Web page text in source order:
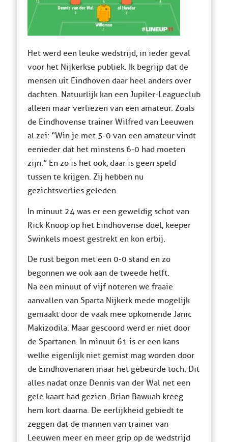
Het werd een leuke wedstrijd, in ieder geval
voor het Nijkerkse publiek. Ik begrijp dat de
mensen uit Eindhoven daar heel anders over
dachten. Natuurlijk kan een Jupiler-Leagueclub
alleen maar verliezen van een amateur. Zoals
de Eindhovense trainer Wilfred van Leeuwen
al zei: “Win je met 5-0 van een amateur vindt
eenieder dat het minstens 6-0 had moeten
zijn.” En zo is het ook, daar is geen speld
tussen te krijgen. Zij hebben nu
gezichtsverlies geleden.
In minuut 24 was er een geweldig schot van
Rick Knoop op het Eindhovense doel, keeper
Swinkels moest gestrekt en kon erbij.
De rust begon met een 0-0 stand en zo
begonnen we ook aan de tweede helft.
Na een minuut of vijf noteren we fraaie
aanvallen van Sparta Nijkerk mede mogelijk
gemaakt door de vaak mee opkomende Janic
Makizodila. Maar gescoord werd er niet door
de Spartanen. In minuut 61 is er een kans
welke eigenlijk niet gemist mag worden door
de Eindhovenaren maar het gebeurde toch. Dit
alles nadat onze Dennis van der Wal net een
gele kaart had gezien. Brian Bawuah kreeg
hem kort daarna. De eerlijkheid gebiedt te
zeggen dat de mannen van trainer van
Leeuwen meer en meer grip op de wedstrijd